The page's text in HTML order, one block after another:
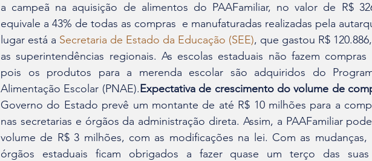
a campeã na aquisição de alimentos do PAAFamiliar, no valor de R$
equivale a 43% de todas as compras e manufaturadas realizadas pela
lugar está a Secretaria de Estado da Educação (SEE), que gastou R$
as superintendências regionais. As escolas estaduais não fazem compras
pois os produtos para a merenda escolar são adquiridos do
Alimentação Escolar (PNAE).Expectativa de crescimento do volume de
Governo do Estado prevê um montante de até R$ 10 milhões para a
nas secretarias e órgãos da administração direta. Assim, a PAAFamiliar
volume de R$ 3 milhões, com as modificações na lei. Com as mudanças,
órgãos estaduais ficam obrigados a fazer quase um terço das